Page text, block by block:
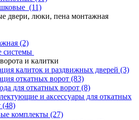
(11)
двери, люки, пена монтажная
(2)
системы
и калитки
калиток и раздвижных дверей (3)
откатных ворот (83)
для откатных ворот (8)
и аксессуары для откатных
(48)
комплекты (27)